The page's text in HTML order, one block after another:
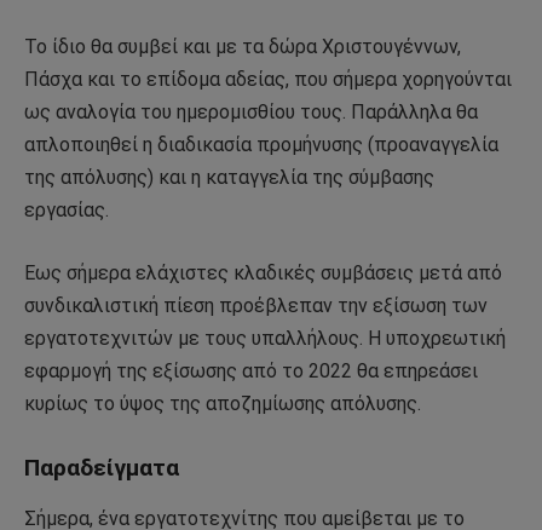
Το ίδιο θα συμβεί και με τα δώρα Χριστουγέννων,
Πάσχα και το επίδομα αδείας, που σήμερα χορηγούνται
ως αναλογία του ημερομισθίου τους. Παράλληλα θα
απλοποιηθεί η διαδικασία προμήνυσης (προαναγγελία
της απόλυσης) και η καταγγελία της σύμβασης
εργασίας.
Εως σήμερα ελάχιστες κλαδικές συμβάσεις μετά από
συνδικαλιστική πίεση προέβλεπαν την εξίσωση των
εργατοτεχνιτών με τους υπαλλήλους. Η υποχρεωτική
εφαρμογή της εξίσωσης από το 2022 θα επηρεάσει
κυρίως το ύψος της αποζημίωσης απόλυσης.
Παραδείγματα
Σήμερα, ένα εργατοτεχνίτης που αμείβεται με το